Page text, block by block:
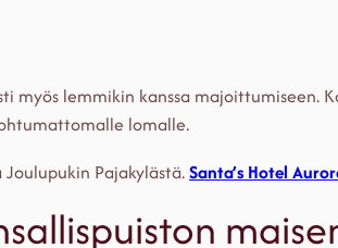
myös lemmikin kanssa
lomalle.
Pajakylästä.Santa’s Hotel